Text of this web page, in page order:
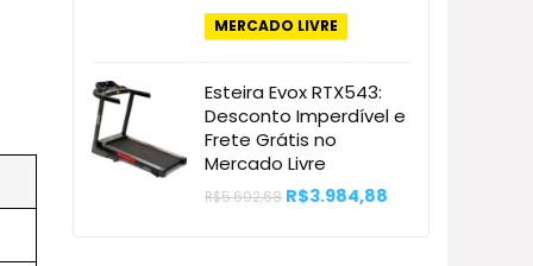
original
era:
atual
é:
MERCADO LIVRE
Esteira Evox RTX543:
Desconto Imperdível e
Frete Grátis no
Mercado Livre
R$5.692,68 O
R$3.984,88